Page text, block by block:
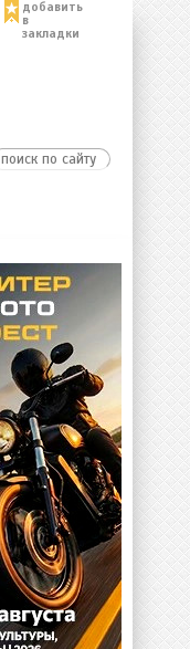
добавить
в
закладки